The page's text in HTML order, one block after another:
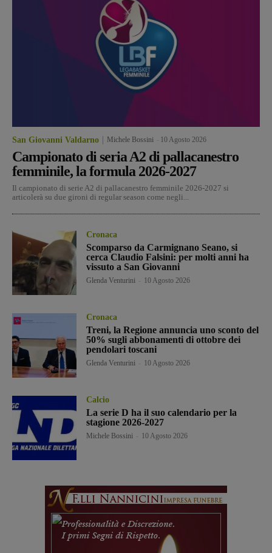
San Giovanni Valdarno Michele Bossini 10 Agosto 2026
Campionato di seria A2 di pallacanestro
femminile, la formula 2026-2027
Il campionato di serie A2 di pallacanestro femminile 2026-2027 si
articolerà su due gironi di regular season come negli...
Cronaca
Scomparso da Carmignano Seano, si
cerca Claudio Falsini: per molti anni ha
vissuto a San Giovanni
Glenda Venturini 10 Agosto 2026
Cronaca
Treni, la Regione annuncia uno sconto del
50% sugli abbonamenti di ottobre dei
pendolari toscani
Glenda Venturini 10 Agosto 2026
Calcio
La serie D ha il suo calendario per la
stagione 2026-2027
Michele Bossini 10 Agosto 2026